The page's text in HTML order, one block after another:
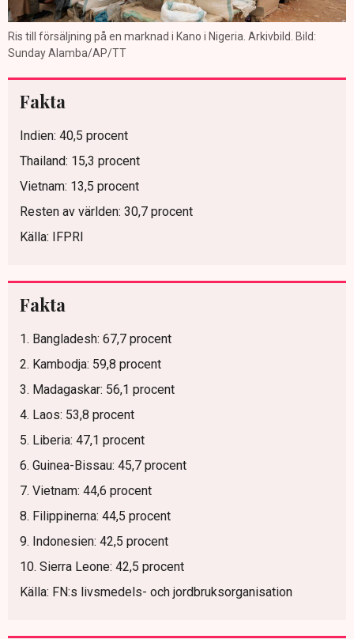
Ris till försäljning på en marknad i Kano i Nigeria. Arkivbild. Bild:
Sunday Alamba/AP/TT
Fakta
Indien: 40,5 procent
Thailand: 15,3 procent
Vietnam: 13,5 procent
Resten av världen: 30,7 procent
Källa: IFPRI
Fakta
1. Bangladesh: 67,7 procent
2. Kambodja: 59,8 procent
3. Madagaskar: 56,1 procent
4. Laos: 53,8 procent
5. Liberia: 47,1 procent
6. Guinea-Bissau: 45,7 procent
7. Vietnam: 44,6 procent
8. Filippinerna: 44,5 procent
9. Indonesien: 42,5 procent
10. Sierra Leone: 42,5 procent
Källa: FN:s livsmedels- och jordbruksorganisation